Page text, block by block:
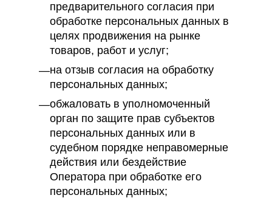
предварительного согласия при
обработке персональных данных в
целях продвижения на рынке
товаров, работ и услуг;
на отзыв согласия на обработку
персональных данных;
обжаловать в уполномоченный
орган по защите прав субъектов
персональных данных или в
судебном порядке неправомерные
действия или бездействие
Оператора при обработке его
персональных данных;